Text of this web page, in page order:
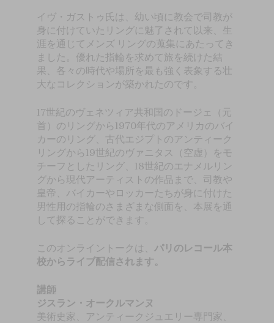
イヴ・ガストゥ氏は、幼い頃に教会で司教が
身に付けていたリングに魅了されて以来、生
涯を通じてメンズ リングの蒐集にあたってき
ました。優れた指輪を求めて旅を続けた結
果、各々の時代や場所を最も強く表象する壮
大なコレクションが築かれたのです。
17世紀のヴェネツィア共和国のドージェ（元
首）のリングから1970年代のアメリカのバイ
カーのリング、古代エジプトのアンティーク
リングから19世紀のヴァニタス（空虚）をモ
チーフとしたリング、18世紀のエナメルリン
グから現代アーティストの作品まで、司教や
皇帝、バイカーやロッカーたちが身に付けた
男性用の指輪のさまざまな側面を、本展を通
して探ることができます。
このオンライントークは、 パリのレコール本
校からライブ配信されます。
講師
ジスラン・オークルマンヌ
美術史家、アンティークジュエリー専門家、